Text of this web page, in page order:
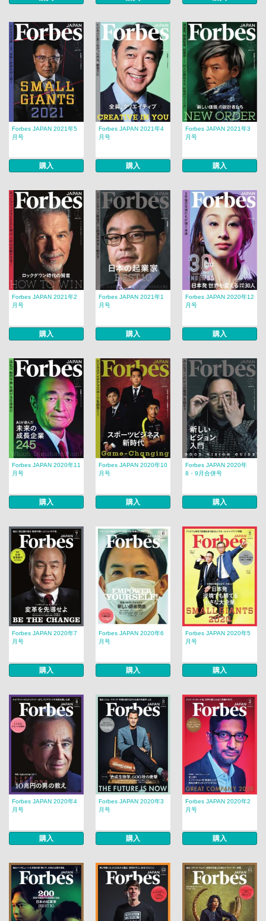
Forbes JAPAN 2021年5
月号
購入
Forbes JAPAN 2021年4
月号
購入
Forbes JAPAN 2021年3
月号
購入
Forbes JAPAN 2021年2
月号
購入
Forbes JAPAN 2021年1
月号
購入
Forbes JAPAN 2020年12
月号
購入
Forbes JAPAN 2020年11
月号
購入
Forbes JAPAN 2020年10
月号
購入
Forbes JAPAN 2020年
8・9月合併号
購入
Forbes JAPAN 2020年7
月号
購入
Forbes JAPAN 2020年6
月号
購入
Forbes JAPAN 2020年5
月号
購入
Forbes JAPAN 2020年4
月号
購入
Forbes JAPAN 2020年3
月号
購入
Forbes JAPAN 2020年2
月号
購入